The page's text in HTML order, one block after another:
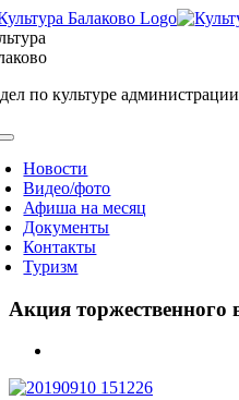
Skip
to
content
по культуре
Новости
Видео/фото
Афиша на месяц
Документы
Контакты
Туризм
Акция
Image